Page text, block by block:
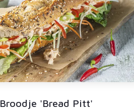
Broodje 'Bread Pitt'